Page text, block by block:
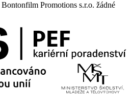
Promotions s.r.o. žádné